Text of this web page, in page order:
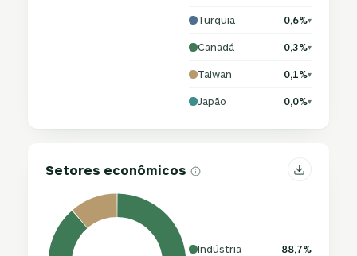
Turquia 0,6%▾
Canadá 0,3%▾
Taiwan 0,1%▾
Japão 0,0%▾
Setores econômicos
Indústria 88,7%